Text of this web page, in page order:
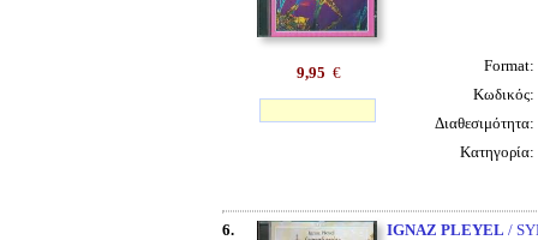
9,95 € Format:
Κωδικός:
Διαθεσιμότητα:
Κατηγορία:
6. IGNAZ PLEYEL /